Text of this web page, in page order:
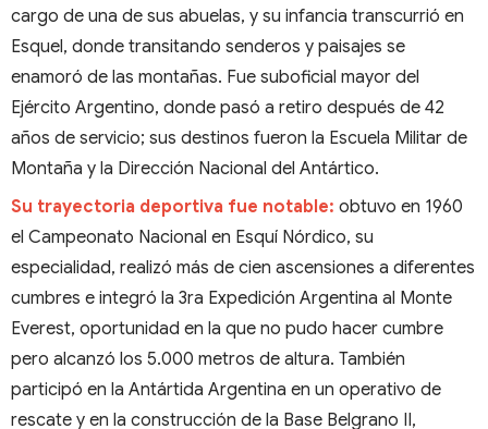
cargo de una de sus abuelas, y su infancia transcurrió en
Esquel, donde transitando senderos y paisajes se
enamoró de las montañas. Fue suboficial mayor del
Ejército Argentino, donde pasó a retiro después de 42
años de servicio; sus destinos fueron la Escuela Militar de
Montaña y la Dirección Nacional del Antártico.
Su trayectoria deportiva fue notable: obtuvo en 1960
el Campeonato Nacional en Esquí Nórdico, su
especialidad, realizó más de cien ascensiones a diferentes
cumbres e integró la 3ra Expedición Argentina al Monte
Everest, oportunidad en la que no pudo hacer cumbre
pero alcanzó los 5.000 metros de altura. También
participó en la Antártida Argentina en un operativo de
rescate y en la construcción de la Base Belgrano II,